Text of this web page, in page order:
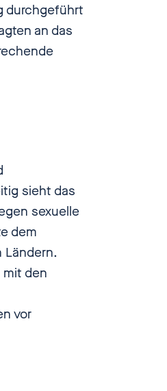
durchgeführt
an das
sieht das
sexuelle
dem
Ländern.
den
vor